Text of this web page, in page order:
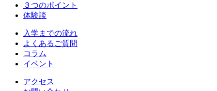
３つのポイント
体験談
入学までの流れ
よくあるご質問
コラム
イベント
アクセス